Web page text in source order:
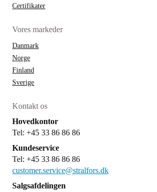
Certifikater
Vores markeder
Danmark
Norge
Finland
Sverige
Kontakt os
Hovedkontor
Tel: +45 33 86 86 86
Kundeservice
Tel: +45 33 86 86 86
customer.service@stralfors.dk
Salgsafdelingen